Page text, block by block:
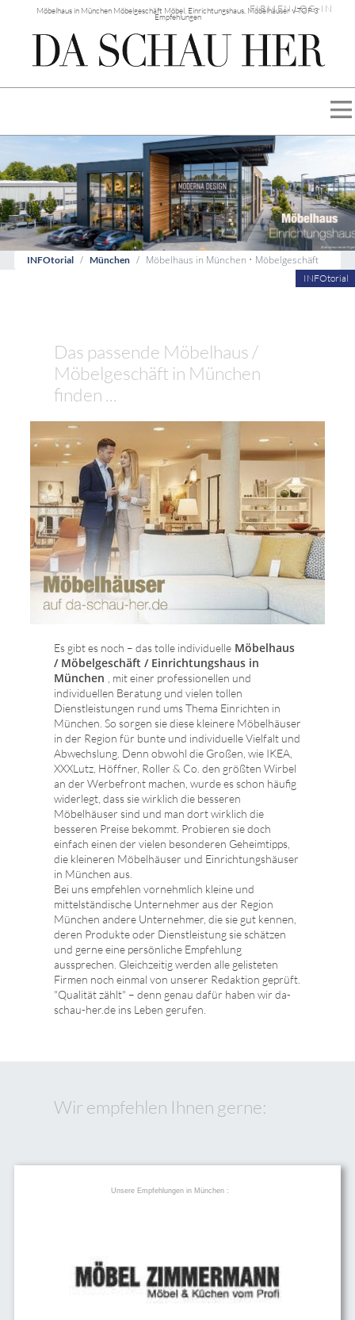
Möbelhaus in München Möbelgeschäft Möbel, Einrichtungshaus, Möbelhäuser √ TOP 3
Empfehlungen
FIRMEN LOG-IN
INFOtorial München
Möbelhaus in München • Möbelgeschäft
INFOtorial
Das passende Möbelhaus /
Möbelgeschäft in München
finden ...
Es gibt es noch – das tolle individuelle Möbelhaus
/ Möbelgeschäft / Einrichtungshaus in
München
, mit einer professionellen und
individuellen Beratung und vielen tollen
Dienstleistungen rund ums Thema Einrichten in
München. So sorgen sie diese kleinere Möbelhäuser
in der Region für bunte und individuelle Vielfalt und
Abwechslung. Denn obwohl die Großen, wie IKEA,
XXXLutz, Höffner, Roller & Co. den größten Wirbel
an der Werbefront machen, wurde es schon häufig
widerlegt, dass sie wirklich die besseren
Möbelhäuser sind und man dort wirklich die
besseren Preise bekommt. Probieren sie doch
einfach einen der vielen besonderen Geheimtipps,
die kleineren Möbelhäuser und Einrichtungshäuser
in München aus.
Bei uns empfehlen vornehmlich kleine und
mittelständische Unternehmer aus der Region
München andere Unternehmer, die sie gut kennen,
deren Produkte oder Dienstleistung sie schätzen
und gerne eine persönliche Empfehlung
aussprechen. Gleichzeitig werden alle gelisteten
Firmen noch einmal von unserer Redaktion geprüft.
"Qualität zählt" – denn genau dafür haben wir da-
schau-her.de ins Leben gerufen.
Wir empfehlen Ihnen gerne:
Unsere Empfehlungen in München :